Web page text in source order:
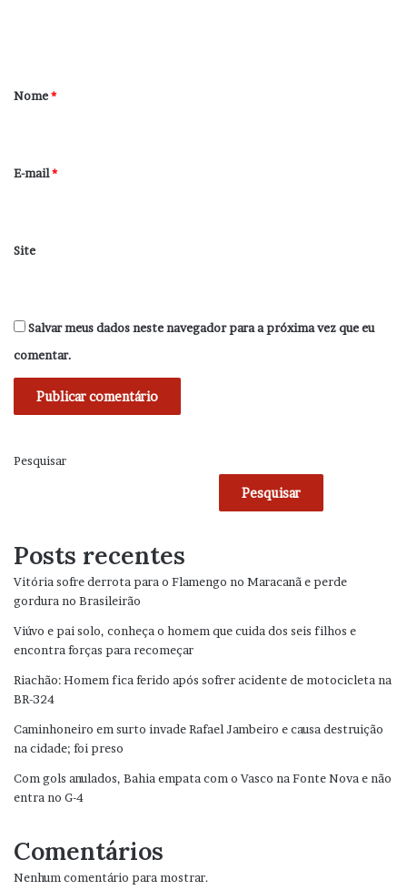
r
*
Nome*
E-mail*
Site
Salvar meus dados neste navegador para a próxima vez que eu
comentar.
Pesquisar
Pesquisar
Posts recentes
Vitória sofre derrota para o Flamengo no Maracanã e perde
gordura no Brasileirão
Viúvo e pai solo, conheça o homem que cuida dos seis filhos e
encontra forças para recomeçar
Riachão: Homem fica ferido após sofrer acidente de motocicleta na
BR-324
Caminhoneiro em surto invade Rafael Jambeiro e causa destruição
na cidade; foi preso
Com gols anulados, Bahia empata com o Vasco na Fonte Nova e não
entra no G-4
Comentários
Nenhum comentário para mostrar.